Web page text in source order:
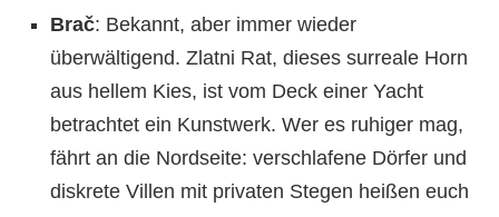
Brač: Bekannt, aber immer wieder
überwältigend. Zlatni Rat, dieses surreale Horn
aus hellem Kies, ist vom Deck einer Yacht
betrachtet ein Kunstwerk. Wer es ruhiger mag,
fährt an die Nordseite: verschlafene Dörfer und
diskrete Villen mit privaten Stegen heißen euch